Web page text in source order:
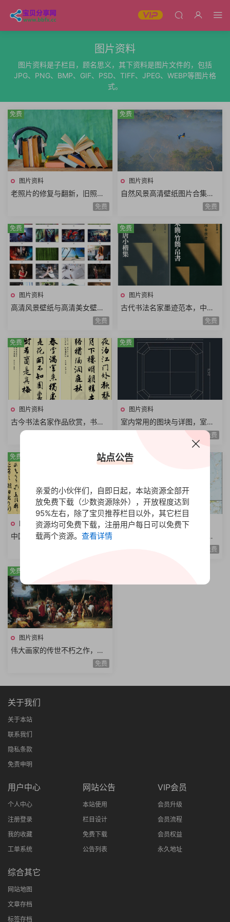
图片资料
图片资料是子栏目，顾名思义，其下资料是图片文件的，包括
JPG、PNG、BMP、GIF、PSD、TIFF、JPEG、WEBP等图片格
式。
图片资料
老照片的修复与翻新，旧照片
免费
免费
图片资料
自然风景高清壁纸图片合集，4
K超高清电脑壁纸图片887张免费
免费
图片资料
高清风景壁纸与高清美女壁
纸，彼岸图库高清壁纸400张
免费
免费
图片资料
古代书法名家墨迹范本，中国
免费
免费
图片资料
古今书法名家作品欣赏，书法
字帖字体图片合集
免费
图片资料
室内常用的图块与详图，室内
装饰设计图片合集
免费
免费
图片资料
中国古代书法大家手迹，名家
免费
图片资料
中国疆域从古至今版图演变，
免费
免费
图片资料
伟大画家的传世不朽之作，高
免费
免费
关于我们
关于本站
联系我们
隐私条款
免责申明
用户中心
个人中心
注册登录
我的收藏
工单系统
网站公告
本站使用
栏目设计
免费下载
公告列表
VIP会员
会员升级
会员流程
会员权益
永久地址
综合其它
网站地图
文章存档
标签存档
站点公告
亲爱的小伙伴们，自即日起，本站资源全部开
放免费下载（少数资源除外），开放程度达到
95%左右，除了宝贝推荐栏目以外，其它栏目
资源均可免费下载，注册用户每日可以免费下
载两个资源。 查看详情